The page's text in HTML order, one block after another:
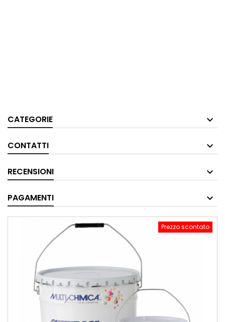
CATEGORIE
CONTATTI
RECENSIONI
PAGAMENTI
Prezzo scontato